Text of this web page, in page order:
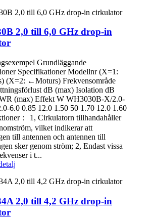
2,0 till 6,0 GHz drop-in
Grundläggande
Specifikationer Modellnr (X=1:
(X=2: ←Moturs) Frekvensområde
dB (max) Isolation dB
(max) Effekt W WH3030B-X/2.0-
6.0 0.85 12.0 1.50 50 1.70 12.0 1.60
： 1, Cirkulatorn tillhandahåller
vilket indikerar att
till antennen och antennen till
sker genom ström; 2, Endast vissa
i t...
2,0 till 4,2 GHz drop-in